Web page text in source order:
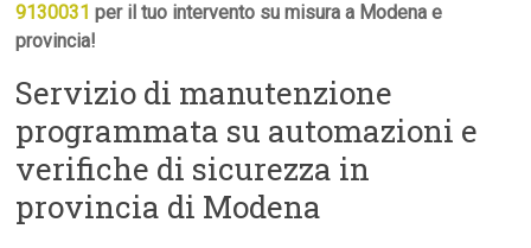
9130031 per il tuo intervento su misura a Modena e
provincia!
Servizio di manutenzione
programmata su automazioni e
verifiche di sicurezza in
provincia di Modena